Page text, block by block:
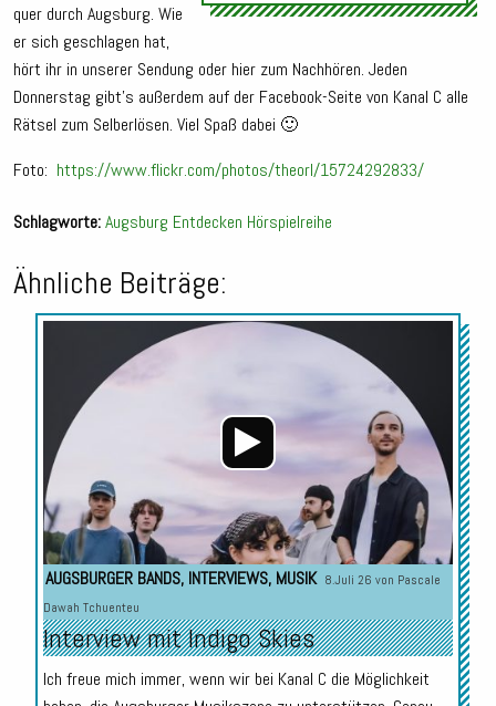
quer durch Augsburg. Wie
er sich geschlagen hat,
hört ihr in unserer Sendung oder hier zum Nachhören. Jeden
Donnerstag gibt’s außerdem auf der Facebook-Seite von Kanal C alle
Rätsel zum Selberlösen. Viel Spaß dabei 🙂
Foto: https://www.flickr.com/photos/theorl/15724292833/
Schlagworte:Augsburg Entdecken Hörspielreihe
Ähnliche Beiträge:
Audio-
Player
AUGSBURGER BANDS, INTERVIEWS, MUSIK 8.Juli 26 von Pascale
Dawah Tchuenteu
Interview mit Indigo Skies
Ich freue mich immer, wenn wir bei Kanal C die Möglichkeit